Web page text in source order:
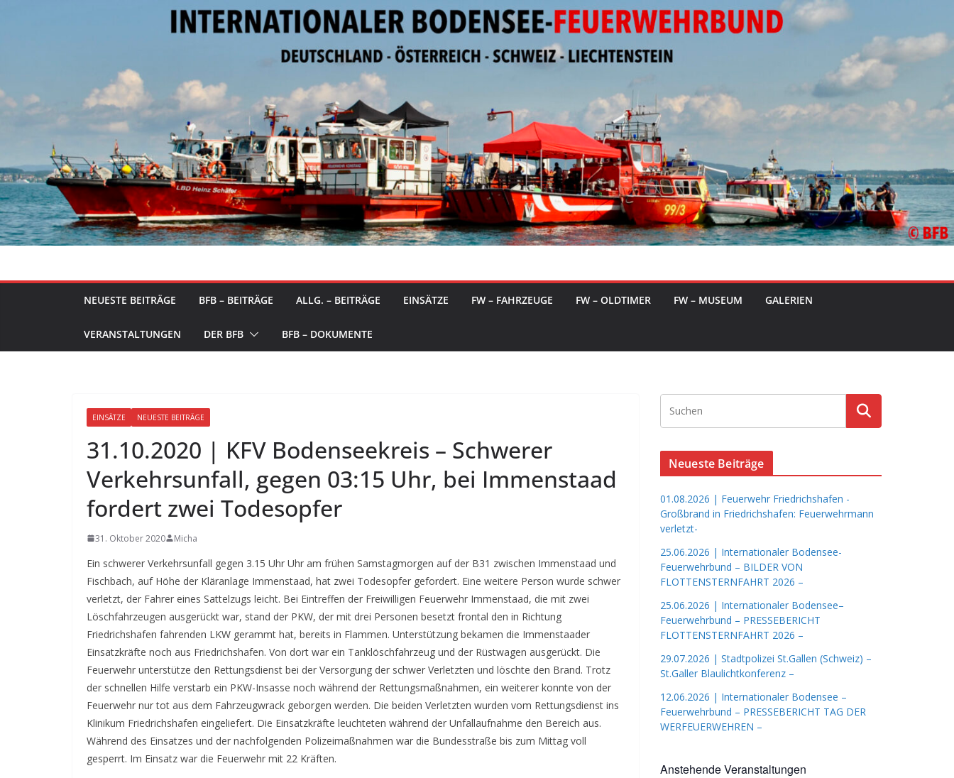
NEUESTE BEITRÄGE BFB – BEITRÄGE ALLG. – BEITRÄGE EINSÄTZE FW – FAHRZEUGE FW – OLDTIMER FW – MUSEUM GALERIEN
VERANSTALTUNGEN DER BFB BFB – DOKUMENTE
EINSÄTZE NEUESTE BEITRÄGE
31.10.2020 | KFV Bodenseekreis – Schwerer
Verkehrsunfall, gegen 03:15 Uhr, bei Immenstaad
fordert zwei Todesopfer
31. Oktober 2020 Micha
Ein schwerer Verkehrsunfall gegen 3.15 Uhr Uhr am frühen Samstagmorgen auf der B31 zwischen Immenstaad und
Fischbach, auf Höhe der Kläranlage Immenstaad, hat zwei Todesopfer gefordert. Eine weitere Person wurde schwer
verletzt, der Fahrer eines Sattelzugs leicht. Bei Eintreffen der Freiwilligen Feuerwehr Immenstaad, die mit zwei
Löschfahrzeugen ausgerückt war, stand der PKW, der mit drei Personen besetzt frontal den in Richtung
Friedrichshafen fahrenden LKW gerammt hat, bereits in Flammen. Unterstützung bekamen die Immenstaader
Einsatzkräfte noch aus Friedrichshafen. Von dort war ein Tanklöschfahrzeug und der Rüstwagen ausgerückt. Die
Feuerwehr unterstütze den Rettungsdienst bei der Versorgung der schwer Verletzten und löschte den Brand. Trotz
der schnellen Hilfe verstarb ein PKW-Insasse noch während der Rettungsmaßnahmen, ein weiterer konnte von der
Feuerwehr nur tot aus dem Fahrzeugwrack geborgen werden. Die beiden Verletzten wurden vom Rettungsdienst ins
Klinikum Friedrichshafen eingeliefert. Die Einsatzkräfte leuchteten während der Unfallaufnahme den Bereich aus.
Während des Einsatzes und der nachfolgenden Polizeimaßnahmen war die Bundesstraße bis zum Mittag voll
gesperrt. Im Einsatz war die Feuerwehr mit 22 Kräften.
Neueste Beiträge
01.08.2026 | Feuerwehr Friedrichshafen -
Großbrand in Friedrichshafen: Feuerwehrmann
verletzt-
25.06.2026 | Internationaler Bodensee-
Feuerwehrbund – BILDER VON
FLOTTENSTERNFAHRT 2026 –
25.06.2026 | Internationaler Bodensee–
Feuerwehrbund – PRESSEBERICHT
FLOTTENSTERNFAHRT 2026 –
29.07.2026 | Stadtpolizei St.Gallen (Schweiz) –
St.Galler Blaulichtkonferenz –
12.06.2026 | Internationaler Bodensee –
Feuerwehrbund – PRESSEBERICHT TAG DER
WERFEUERWEHREN –
Anstehende Veranstaltungen